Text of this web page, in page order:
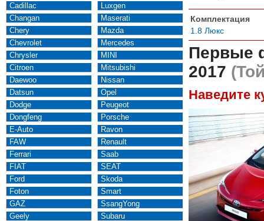
Cadillac
Changan
Chery
Chevrolet
Chrysler
Citroen
Daewoo
Datsun
Dodge
Dongfeng
E-Auto
FAW
Ferrari
FIAT
Ford
Foton
GAZ
Geely
Luxgen
Maserati
Mazda
Mercedes
MINI
Mitsubishi
Nissan
Opel
Peugeot
Porsche
Ravon
Renault
Saab
SEAT
Skoda
Smart
SsangYong
Subaru
Комплектация
1.8 Люкс
Первые
2017
Наведите